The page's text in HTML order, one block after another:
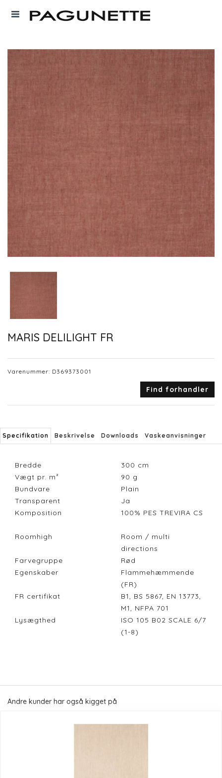
MARIS DELILIGHT FR
Varenummer: D369373001
Find forhandler
Specifikation Beskrivelse Downloads Vaskeanvisninger
Bredde 300 cm
Vægt pr. m²
90 g
Bundvare
Plain
Transparent
Ja
Komposition
100% PES TREVIRA CS
Roomhigh
Room / multi
directions
Farvegruppe
Rød
Egenskaber
Flammehæmmende
(FR)
FR certifikat
B1, BS 5867, EN 13773,
M1, NFPA 701
Lysægthed
ISO 105 B02 SCALE 6/7
(1-8)
Andre kunder har også kigget på